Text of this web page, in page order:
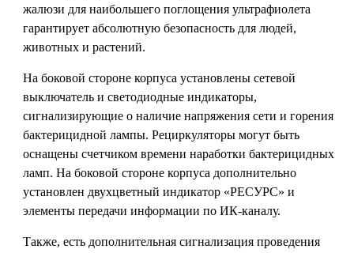
жалюзи для наибольшего поглощения ультрафиолета
гарантирует абсолютную безопасность для людей,
животных и растений.
На боковой стороне корпуса установлены сетевой
выключатель и светодиодные индикаторы,
сигнализирующие о наличие напряжения сети и горения
бактерицидной лампы. Рециркуляторы могут быть
оснащены счетчиком времени наработки бактерицидных
ламп. На боковой стороне корпуса дополнительно
установлен двухцветный индикатор «РЕСУРС» и
элементы передачи информации по ИК-каналу.
Также, есть дополнительная сигнализация проведения